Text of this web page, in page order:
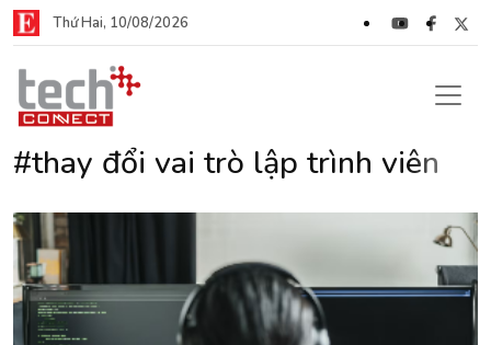
Thứ Hai, 10/08/2026
#thay đổi vai trò lập trình viên